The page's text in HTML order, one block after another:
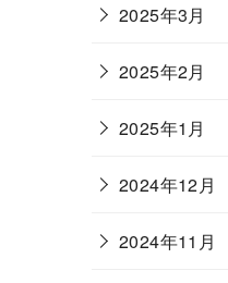
2025年3月
2025年2月
2025年1月
2024年12月
2024年11月